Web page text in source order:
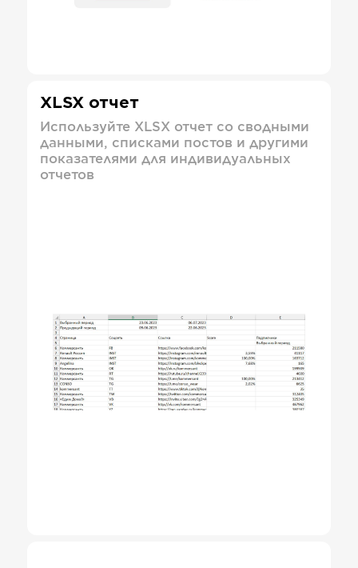
XLSX отчет
Используйте XLSX отчет со сводными
данными, списками постов и другими
показателями для индивидуальных
отчетов